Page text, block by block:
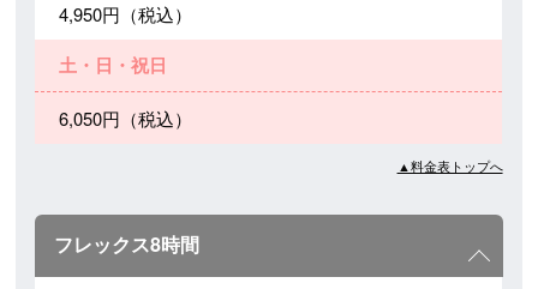
4,950円（税込）
土・日・祝日
6,050円（税込）
▲料金表トップへ
フレックス8時間